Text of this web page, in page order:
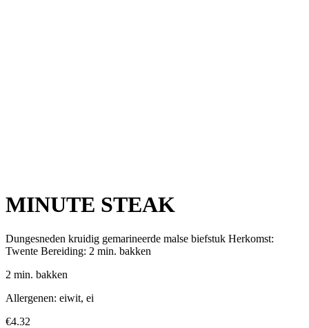
MINUTE STEAK
Dungesneden kruidig gemarineerde malse biefstuk Herkomst:
Twente Bereiding: 2 min. bakken
2 min. bakken
Allergenen: eiwit, ei
€4.32